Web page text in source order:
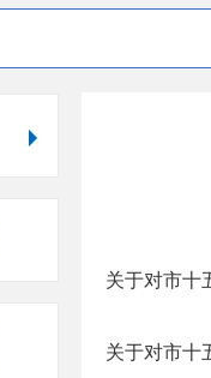
关于对市十
关于对市十